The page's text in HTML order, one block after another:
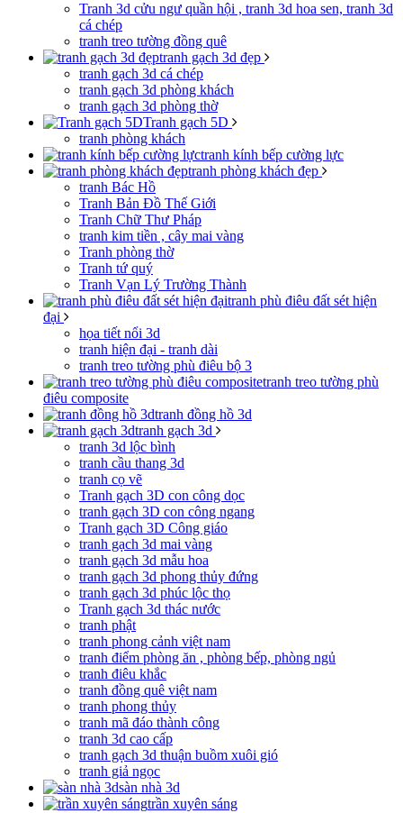
Tranh 3d cửu ngư quần hội , tranh 3d hoa sen, tranh 3d
cá chép
tranh treo tường đồng quê
tranh gạch 3d đẹp
tranh gạch 3d cá chép
tranh gạch 3d phòng khách
tranh gạch 3d phòng thờ
Tranh gạch 5D
tranh phòng khách
tranh kính bếp cường lực
tranh phòng khách đẹp
tranh Bác Hồ
Tranh Bản Đồ Thế Giới
Tranh Chữ Thư Pháp
tranh kim tiền , cây mai vàng
Tranh phòng thờ
Tranh tứ quý
Tranh Vạn Lý Trường Thành
tranh phù điêu đất sét hiện
đại
họa tiết nổi 3d
tranh hiện đại - tranh dài
tranh treo tường phù điêu bộ 3
tranh treo tường phù
điêu composite
tranh đồng hồ 3d
tranh gạch 3d
tranh 3d lộc bình
tranh cầu thang 3d
tranh cọ vẽ
Tranh gạch 3D con công dọc
tranh gạch 3D con công ngang
Tranh gạch 3D Công giáo
tranh gạch 3d mai vàng
tranh gạch 3d mẫu hoa
tranh gạch 3d phong thủy đứng
tranh gạch 3d phúc lộc thọ
Tranh gạch 3d thác nước
tranh phật
tranh phong cảnh việt nam
tranh điểm phòng ăn , phòng bếp, phòng ngủ
tranh điêu khắc
tranh đồng quê việt nam
tranh phong thủy
tranh mã đáo thành công
tranh 3d cao cấp
tranh gạch 3d thuận buồm xuôi gió
tranh giả ngọc
sàn nhà 3d
trần xuyên sáng